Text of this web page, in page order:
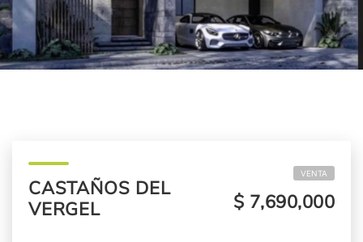
CASTAÑOS DEL
VERGEL
VENTA
$ 7,690,000